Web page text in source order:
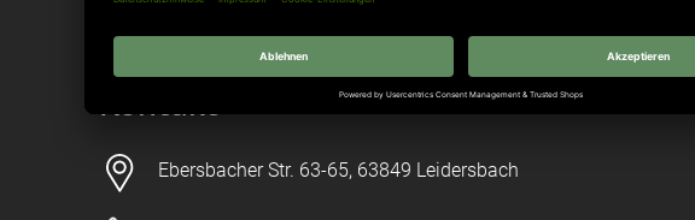
Kontakt
Ebersbacher Str. 63-65, 63849 Leidersbach